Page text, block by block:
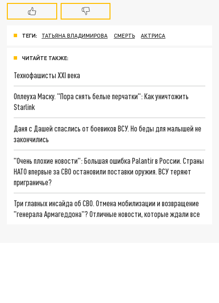
ТЕГИ: ТАТЬЯНА ВЛАДИМИРОВА СМЕРТЬ АКТРИСА
ЧИТАЙТЕ ТАКЖЕ:
Технофашисты XXI века
Оплеуха Маску. "Пора снять белые перчатки": Как уничтожить
Starlink
Даня с Дашей спаслись от боевиков ВСУ. Но беды для малышей не
закончились
"Очень плохие новости": Большая ошибка Palantir в России. Страны
НАТО впервые за СВО остановили поставки оружия. ВСУ теряют
приграничье?
Три главных инсайда об СВО. Отмена мобилизации и возвращение
"генерала Армагеддона"? Отличные новости, которые ждали все